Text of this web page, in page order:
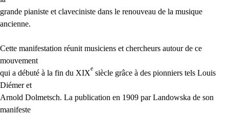
grande pianiste et claveciniste dans le renouveau de la musique
ancienne.
Cette manifestation réunit musiciens et chercheurs autour de ce
mouvement
qui a débuté à la fin du XIX
e
siècle grâce à des pionniers tels Louis
Diémer et
Arnold Dolmetsch. La publication en 1909 par Landowska de son
manifeste